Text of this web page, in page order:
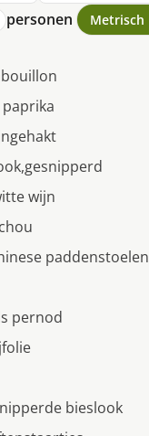
personen Metrisch
wijn
paddenstoelen
pernod
bieslook